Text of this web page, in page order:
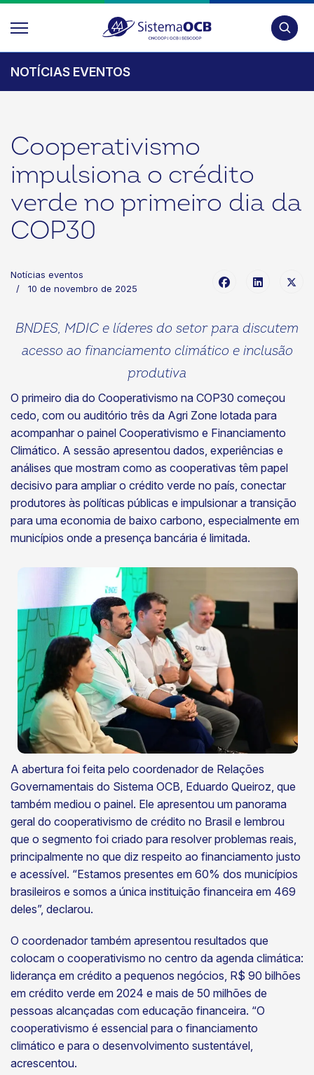
NOTÍCIAS EVENTOS
Cooperativismo
impulsiona o crédito
verde no primeiro dia da
COP30
Notícias eventos
10 de novembro de 2025
BNDES, MDIC e líderes do setor para discutem
acesso ao financiamento climático e inclusão
produtiva
O primeiro dia do Cooperativismo na COP30 começou
cedo, com ou auditório três da Agri Zone lotada para
acompanhar o painel Cooperativismo e Financiamento
Climático. A sessão apresentou dados, experiências e
análises que mostram como as cooperativas têm papel
decisivo para ampliar o crédito verde no país, conectar
produtores às políticas públicas e impulsionar a transição
para uma economia de baixo carbono, especialmente em
municípios onde a presença bancária é limitada.
A abertura foi feita pelo coordenador de Relações
Governamentais do Sistema OCB, Eduardo Queiroz, que
também mediou o painel. Ele apresentou um panorama
geral do cooperativismo de crédito no Brasil e lembrou
que o segmento foi criado para resolver problemas reais,
principalmente no que diz respeito ao financiamento justo
e acessível. “Estamos presentes em 60% dos municípios
brasileiros e somos a única instituição financeira em 469
deles”, declarou.
O coordenador também apresentou resultados que
colocam o cooperativismo no centro da agenda climática:
liderança em crédito a pequenos negócios, R$ 90 bilhões
em crédito verde em 2024 e mais de 50 milhões de
pessoas alcançadas com educação financeira. “O
cooperativismo é essencial para o financiamento
climático e para o desenvolvimento sustentável,
acrescentou.